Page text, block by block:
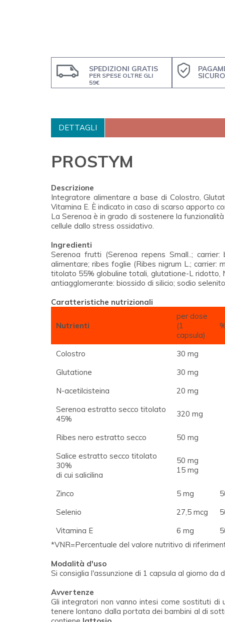
SPEDIZIONI GRATIS
PER SPESE OLTRE GLI
59€
SICURO
DETTAGLI
PROSTYM
Descrizione
Integratore alimentare a base di Colostro,
Vitamina E. È indicato in caso di scarso apporto
La Serenoa è in grado di sostenere la
cellule dallo stress ossidativo.
Ingredienti
Serenoa frutti (Serenoa repens Small..;
alimentare; ribes foglie (Ribes nigrum L.; carrier:
titolato 55% globuline totali, glutatione-L ridotto,
antiagglomerante: biossido di silicio; sodio
Caratteristiche nutrizionali
Nutrienti
per dose
(1
capsula)
Colostro
30 mg
Glutatione
30 mg
N-acetilcisteina
20 mg
Serenoa estratto secco titolato
45%
320 mg
Ribes nero estratto secco
50 mg
Salice estratto secco titolato
30%
di cui salicilina
50 mg
15 mg
Zinco 5 mg
Selenio
27,5 mcg
Vitamina E
6 mg
*VNR=Percentuale del valore nutritivo di
Modalità d'uso
Si consiglia l'assunzione di 1 capsula al giorno da
Avvertenze
Gli integratori non vanno intesi come sostituti
tenere lontano dalla portata dei bambini al di